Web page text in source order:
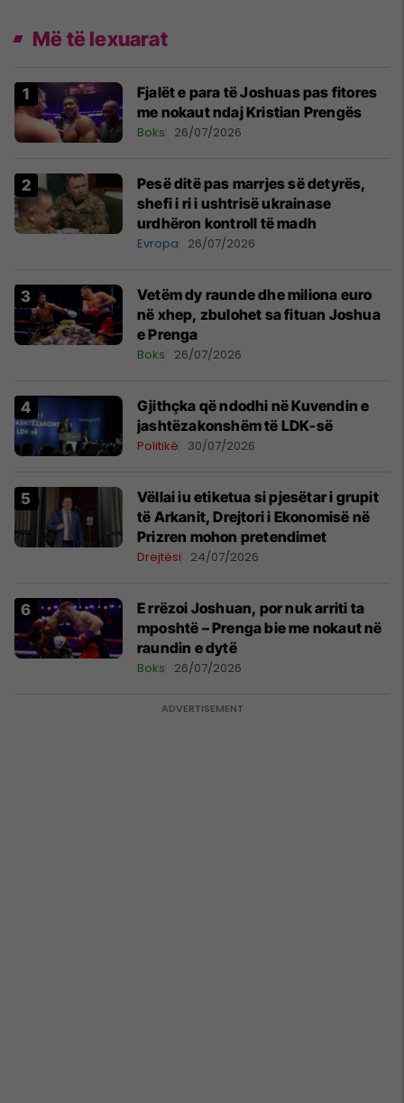
Më të lexuarat
Fjalët e para të Joshuas pas fitores
me nokaut ndaj Kristian Prengës
Boks 26/07/2026
Pesë ditë pas marrjes së detyrës,
shefi i ri i ushtrisë ukrainase
urdhëron kontroll të madh
Evropa 26/07/2026
Vetëm dy raunde dhe miliona euro
në xhep, zbulohet sa fituan Joshua
e Prenga
Boks 26/07/2026
Gjithçka që ndodhi në Kuvendin e
jashtëzakonshëm të LDK-së
Politikë 30/07/2026
Vëllai iu etiketua si pjesëtar i grupit
të Arkanit, Drejtori i Ekonomisë në
Prizren mohon pretendimet
Drejtësi 24/07/2026
E rrëzoi Joshuan, por nuk arriti ta
mposhtë – Prenga bie me nokaut në
raundin e dytë
Boks 26/07/2026